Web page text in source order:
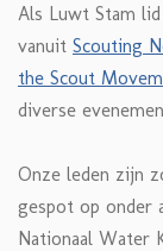
Als Luwt Stam
vanuit Scouting
the Scout
diverse
Onze leden zijn
gespot op onder
Nationaal Water